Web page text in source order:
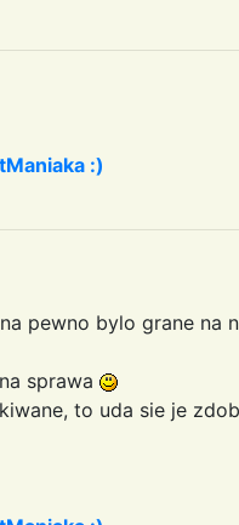
:)
pewno bylo grane na
sprawa
to uda sie je